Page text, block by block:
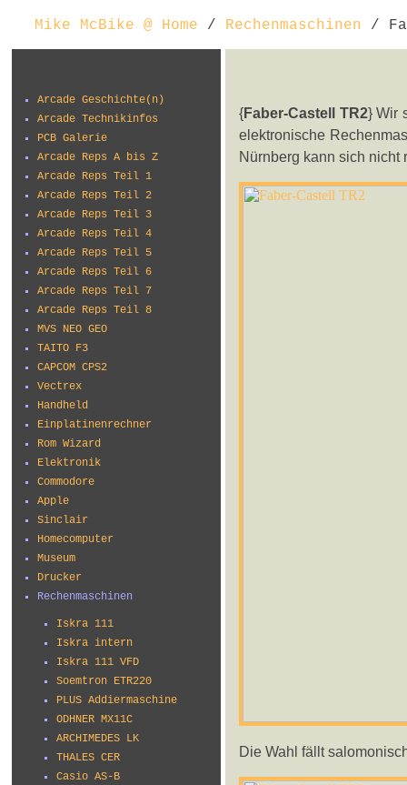
Mike McBike @ Home / Rechenmaschinen /
Arcade Geschichte(n)
Arcade Technikinfos
PCB Galerie
Arcade Reps A bis Z
Arcade Reps Teil 1
Arcade Reps Teil 2
Arcade Reps Teil 3
Arcade Reps Teil 4
Arcade Reps Teil 5
Arcade Reps Teil 6
Arcade Reps Teil 7
Arcade Reps Teil 8
MVS NEO GEO
TAITO F3
CAPCOM CPS2
Vectrex
Handheld
Einplatinenrechner
Rom Wizard
Elektronik
Commodore
Apple
Sinclair
Homecomputer
Museum
Drucker
Rechenmaschinen
Iskra 111
Iskra intern
Iskra 111 VFD
Soemtron ETR220
PLUS Addiermaschine
ODHNER MX11C
ARCHIMEDES LK
THALES CER
Casio AS-B
{Faber-Castell TR2} Wir
elektronische
Nürnberg kann sich nicht
Die Wahl fällt